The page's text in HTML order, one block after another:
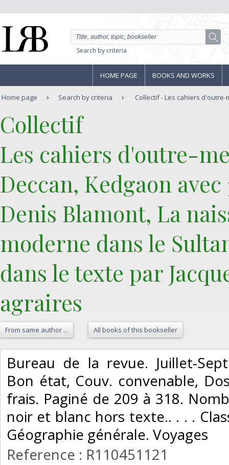
Search by criteria
HOME PAGE BOOKS AND WORKS
Home page Search by criteria Collectif - Les cahiers d'outre-
‎Collectif‎
‎Les cahiers d'outre-
Deccan, Kedgaon
Denis Blamont, La
moderne dans le
dans le texte par
agraires‎
From same author ... All books of this bookseller
‎Bureau de la revue. Juillet-
Bon état, Couv. convenable,
frais. Paginé de 209 à 318.
noir et blanc hors texte.. . . .
Géographie générale. Voyages‎
Reference : R110451121